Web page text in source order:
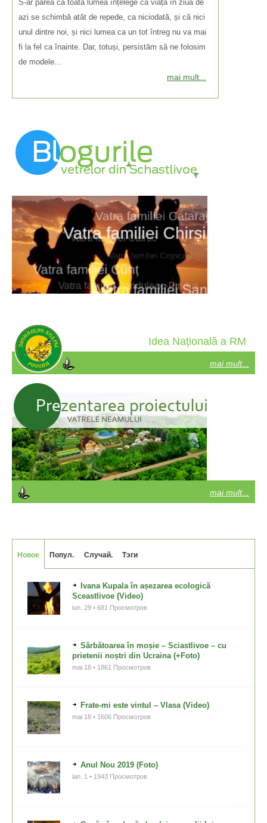
mai mult...
S-ar părea că toată lumea înțelege că viața în ziua de
azi se schimbă atât de repede, ca niciodată, și că nici
unul dintre noi, și nici lumea ca un tot întreg nu va mai
fi la fel ca înainte. Dar, totuși, persistăm să ne folosim
de modele...
Idea Națională a RM
mai mult...
mai mult...
Новое Попул. Случай. Тэги
Ivana Kupala în așezarea ecologică
Sceastlivoe (Video)
iun. 29 • 681 Просмотров
Sărbătoarea în moșie – Sciastlivoe – cu
prietenii noștri din Ucraina (+Foto)
mai 18 • 1861 Просмотров
Frate-mi este vintul – Vlasa (Video)
mai 18 • 1606 Просмотров
Anul Nou 2019 (Foto)
ian. 1 • 1943 Просмотров